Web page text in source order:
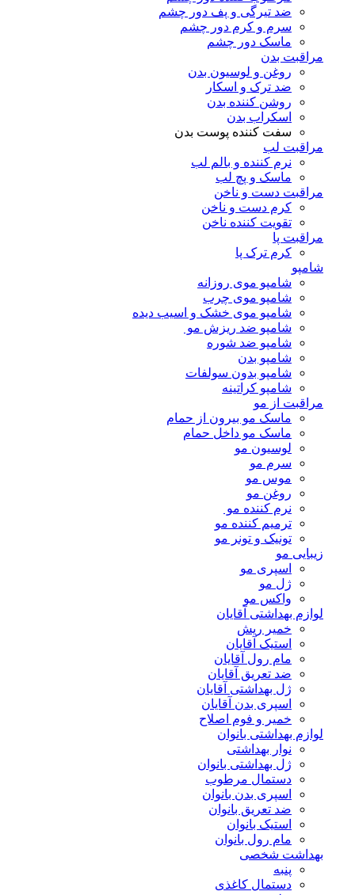
ضد تیرگی و پف دور چشم
سرم و کرم دور چشم
ماسک دور چشم
مراقبت بدن
روغن و لوسیون بدن
ضد ترک و اسکار
روشن کننده بدن
اسکراب بدن
سفت کننده پوست بدن
مراقبت لب
نرم کننده و بالم لب
ماسک و پچ لب
مراقبت دست و ناخن
کرم دست و ناخن
تقویت کننده ناخن
مراقبت پا
کرم ترک پا
شامپو
شامپو موی روزانه
شامپو موی چرب
شامپو موی خشک و اسیب دیده
شامپو ضد ریزش مو
شامپو ضد شوره
شامپو بدن
شامپو بدون سولفات
شامپو کراتینه
مراقبت از مو
ماسک مو بیرون از حمام
ماسک مو داخل حمام
لوسیون مو
سرم مو
موس مو
روغن مو
نرم کننده مو
ترمیم کننده مو
تونیک و تونر مو
زیبایی مو
اسپری مو
ژل مو
واکس مو
لوازم بهداشتی آقایان
خمیر ریش
استیک آقایان
مام رول آقایان
ضد تعریق آقایان
ژل بهداشتی آقایان
اسپری بدن آقایان
خمیر و فوم اصلاح
لوازم بهداشتی بانوان
نوار بهداشتی
ژل بهداشتی بانوان
دستمال مرطوب
اسپری بدن بانوان
ضد تعریق بانوان
استیک بانوان
مام رول بانوان
بهداشت شخصی
پنبه
دستمال کاغذی